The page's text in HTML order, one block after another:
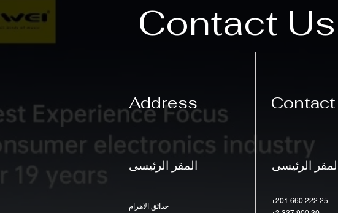
Contact Us
Address Contact
المقر الرئيسى
حدائق الاهرام
+201 660 222 25
الرئيسى